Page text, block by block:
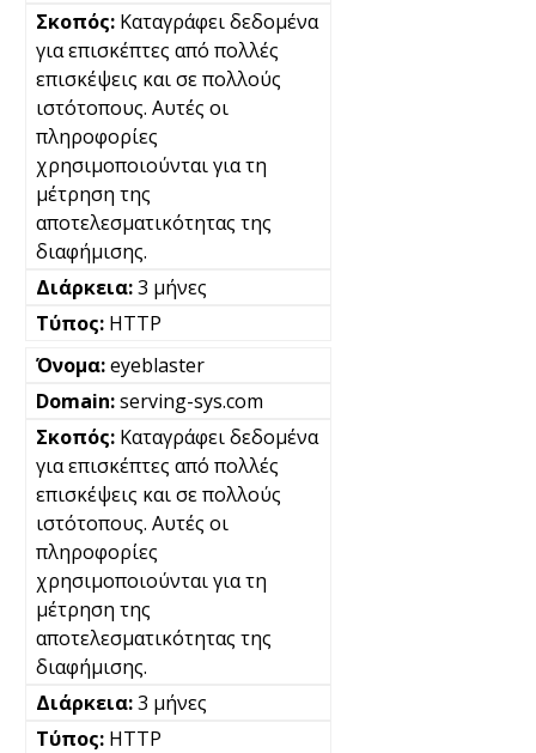
Καταγράφει δεδομένα
για επισκέπτες από πολλές
επισκέψεις και σε πολλούς
ιστότοπους. Αυτές οι
πληροφορίες
χρησιμοποιούνται για τη
μέτρηση της
αποτελεσματικότητας της
διαφήμισης.
3 μήνες
HTTP
eyeblaster
serving-sys.com
Καταγράφει δεδομένα
για επισκέπτες από πολλές
επισκέψεις και σε πολλούς
ιστότοπους. Αυτές οι
πληροφορίες
χρησιμοποιούνται για τη
μέτρηση της
αποτελεσματικότητας της
διαφήμισης.
3 μήνες
HTTP